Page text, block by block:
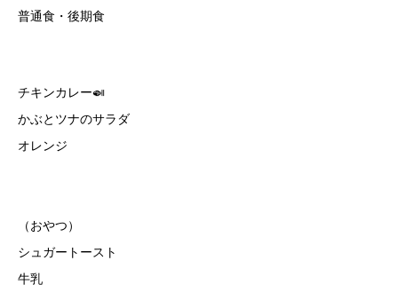
普通食・後期食
チキンカレー🍛
かぶとツナのサラダ
オレンジ
（おやつ）
シュガートースト
牛乳